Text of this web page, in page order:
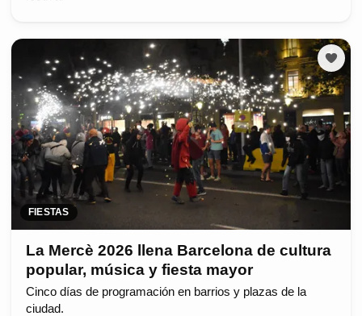
FIESTAS
La Mercè 2026 llena Barcelona de cultura
popular, música y fiesta mayor
Cinco días de programación en barrios y plazas de la
ciudad.